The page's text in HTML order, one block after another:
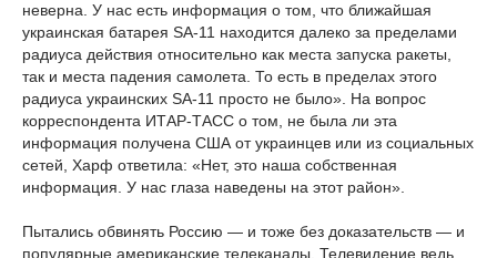
неверна. У нас есть информация о том, что ближайшая
украинская батарея SA-11 находится далеко за пределами
радиуса действия относительно как места запуска ракеты,
так и места падения самолета. То есть в пределах этого
радиуса украинских SA-11 просто не было». На вопрос
корреспондента ИТАР-ТАСС о том, не была ли эта
информация получена США от украинцев или из социальных
сетей, Харф ответила: «Нет, это наша собственная
информация. У нас глаза наведены на этот район».
Пытались обвинять Россию — и тоже без доказательств — и
популярные американские телеканалы. Телевидение ведь